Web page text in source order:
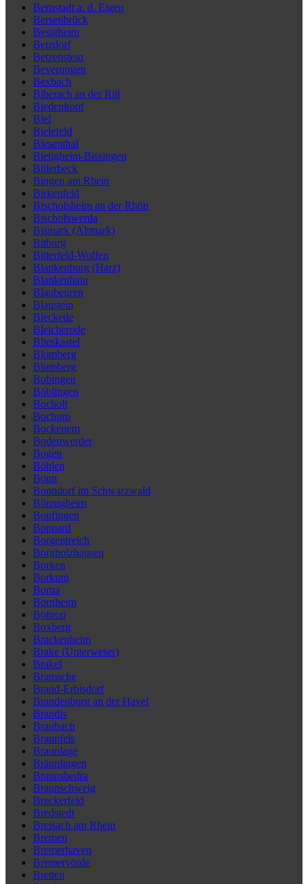
Bernstadt a. d. Eigen
Bersenbrück
Besigheim
Betzdorf
Betzenstein
Beverungen
Bexbach
Biberach an der Riß
Biedenkopf
Biel
Bielefeld
Biesenthal
Bietigheim-Bissingen
Billerbeck
Bingen am Rhein
Birkenfeld
Bischofsheim an der Rhön
Bischofswerda
Bismark (Altmark)
Bitburg
Bitterfeld-Wolfen
Blankenburg (Harz)
Blankenhain
Blaubeuren
Blaustein
Bleckede
Bleicherode
Blieskastel
Blomberg
Blumberg
Bobingen
Böblingen
Bocholt
Bochum
Bockenem
Bodenwerder
Bogen
Böhlen
Bonn
Bonndorf im Schwarzwald
Bönnigheim
Bopfingen
Boppard
Borgentreich
Borgholzhausen
Borken
Borkum
Borna
Bornheim
Bottrop
Boxberg
Brackenheim
Brake (Unterweser)
Brakel
Bramsche
Brand-Erbisdorf
Brandenburg an der Havel
Brandis
Braubach
Braunfels
Braunlage
Bräunlingen
Braunsbedra
Braunschweig
Breckerfeld
Bredstedt
Breisach am Rhein
Bremen
Bremerhaven
Bremervörde
Bretten